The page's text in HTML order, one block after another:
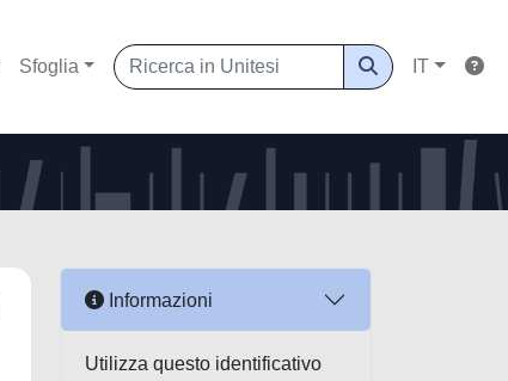
Sfoglia IT
Informazioni
Utilizza questo identificativo